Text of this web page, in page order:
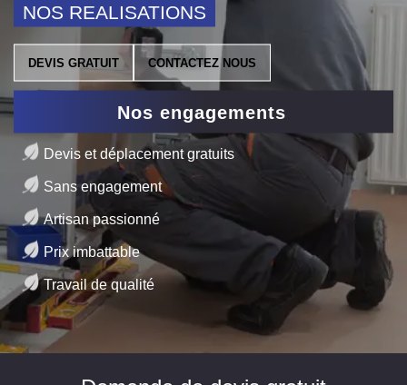
NOS REALISATIONS
DEVIS GRATUIT CONTACTEZ NOUS
Nos engagements
Devis et déplacement gratuits
Sans engagement
Artisan passionné
Prix imbattable
Travail de qualité